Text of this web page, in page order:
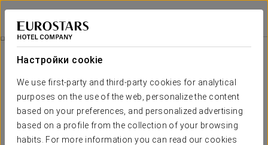
Настройки cookie
We use first-party and third-party cookies for analytical
purposes on the use of the web, personalize the content
based on your preferences, and personalized advertising
based on a profile from the collection of your browsing
habits. For more information you can read our cookies
Eurostars Palazzo Zichy
БУДАПЕШТ
Бизнес-Опыт